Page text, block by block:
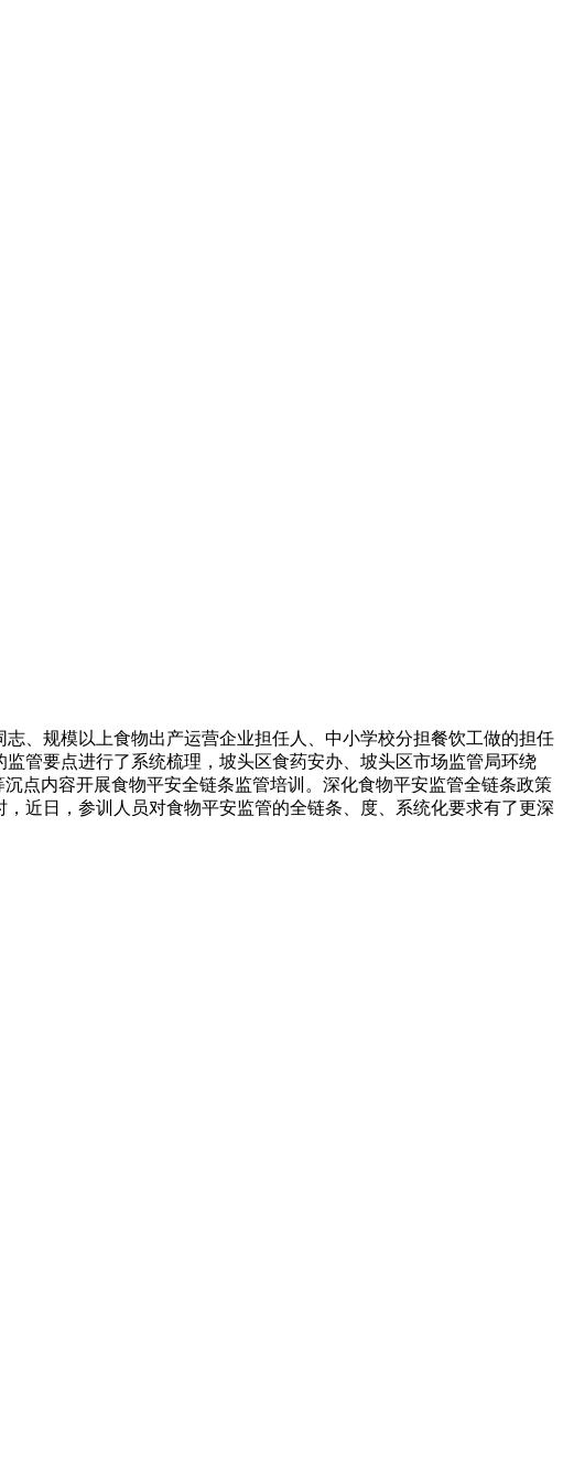
、规模以上食物出产运营企业担任人、中小学校分担餐饮工做的担任
管要点进行了系统梳理，坡头区食药安办、坡头区市场监管局环绕
点内容开展食物平安全链条监管培训。深化食物平安监管全链条政策
近日，参训人员对食物平安监管的全链条、度、系统化要求有了更深